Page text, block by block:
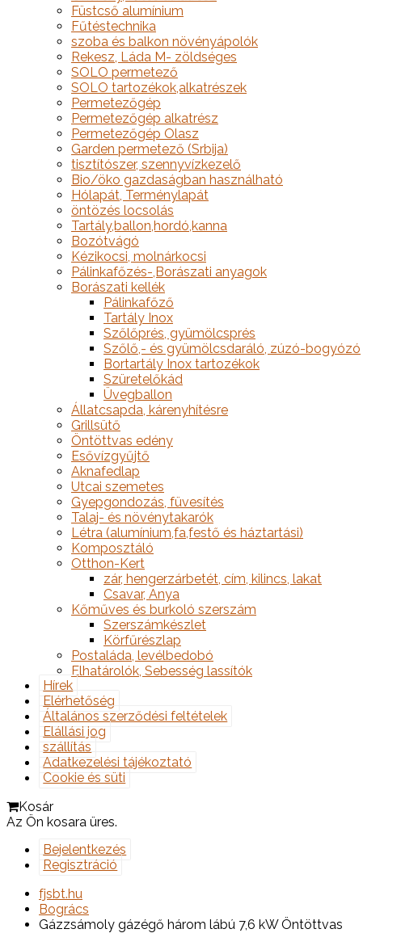
Füstcső alumínium
Fűtéstechnika
szoba és balkon növényápolók
Rekesz, Láda M- zöldséges
SOLO permetező
SOLO tartozékok,alkatrészek
Permetezőgép
Permetezőgép alkatrész
Permetezőgép Olasz
Garden permetező (Srbija)
tisztítószer, szennyvízkezelő
Bio/öko gazdaságban használható
Hólapát, Terménylapát
öntözés locsolás
Tartály,ballon,hordó,kanna
Bozótvágó
Kézikocsi, molnárkocsi
Pálinkafőzés-,Borászati anyagok
Borászati kellék
Pálinkafőző
Tartály Inox
Szőlőprés, gyümölcsprés
Szőlő,- és gyümölcsdaráló, zúzó-bogyózó
Bortartály Inox tartozékok
Szüretelőkád
Üvegballon
Állatcsapda, kárenyhítésre
Grillsütő
Öntöttvas edény
Esővízgyűjtő
Aknafedlap
Utcai szemetes
Gyepgondozás, füvesítés
Talaj- és növénytakarók
Létra (alumínium,fa,festő és háztartási)
Komposztáló
Otthon-Kert
zár, hengerzárbetét, cím, kilincs, lakat
Csavar, Anya
Kőműves és burkoló szerszám
Szerszámkészlet
Körfűrészlap
Postaláda, levélbedobó
Elhatárolók, Sebesség lassítók
Hírek
Elérhetőség
Általános szerződési feltételek
Elállási jog
szállítás
Adatkezelési tájékoztató
Cookie és süti
Kosár
Az Ön kosara üres.
Bejelentkezés
Regisztráció
fjsbt.hu
Bogrács
Gázzsámoly gázégő három lábú 7,6 kW Öntöttvas